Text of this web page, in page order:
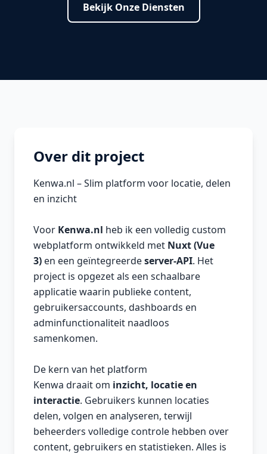
Bekijk Onze Diensten
Over dit project
Kenwa.nl – Slim platform voor locatie, delen
en inzicht
Voor Kenwa.nl heb ik een volledig custom
webplatform ontwikkeld met Nuxt (Vue
3) en een geïntegreerdeserver-API. Het
project is opgezet als een schaalbare
applicatie waarin publieke content,
gebruikersaccounts, dashboards en
adminfunctionaliteit naadloos
samenkomen.
De kern van het platform
Kenwa draait om inzicht, locatie en
interactie. Gebruikers kunnen locaties
delen, volgen en analyseren, terwijl
beheerders volledige controle hebben over
content, gebruikers en statistieken. Alles is